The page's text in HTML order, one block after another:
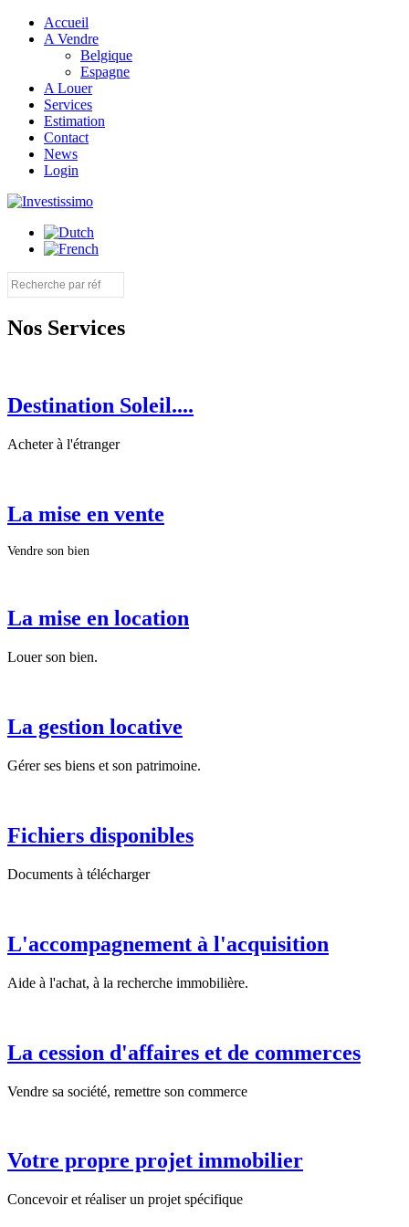
Accueil
A Vendre
Belgique
Espagne
A Louer
Services
Estimation
Contact
News
Login
Nos Services
Destination Soleil....
Acheter à l'étranger
La mise en vente
Vendre son bien
La mise en location
Louer son bien.
La gestion locative
Gérer ses biens et son patrimoine.
Fichiers disponibles
Documents à télécharger
L'accompagnement à l'acquisition
Aide à l'achat, à la recherche immobilière.
La cession d'affaires et de commerces
Vendre sa société, remettre son commerce
Votre propre projet immobilier
Concevoir et réaliser un projet spécifique